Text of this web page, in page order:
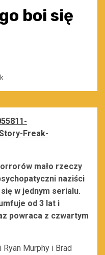
boi się
mało rzeczy
naziści
w jednym serialu.
od 3 lat i
powraca z czwartym
Murphy i Brad